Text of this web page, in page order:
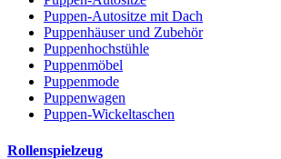
Puppen-Autositze mit Dach
Puppenhäuser und Zubehör
Puppenhochstühle
Puppenmöbel
Puppenmode
Puppenwagen
Puppen-Wickeltaschen
Rollenspielzeug